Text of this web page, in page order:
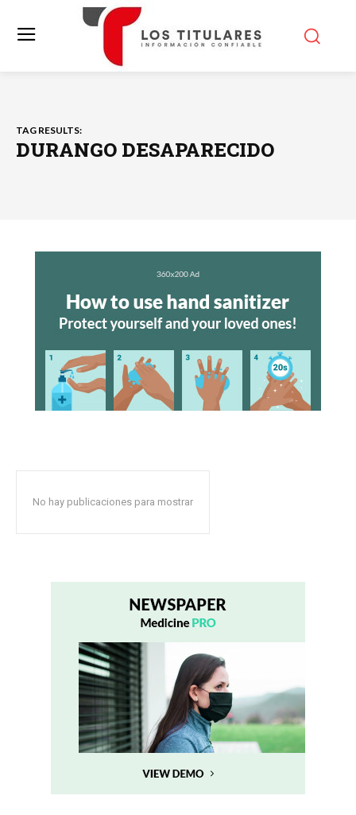
TAG RESULTS:
DURANGO DESAPARECIDO
No hay publicaciones para mostrar